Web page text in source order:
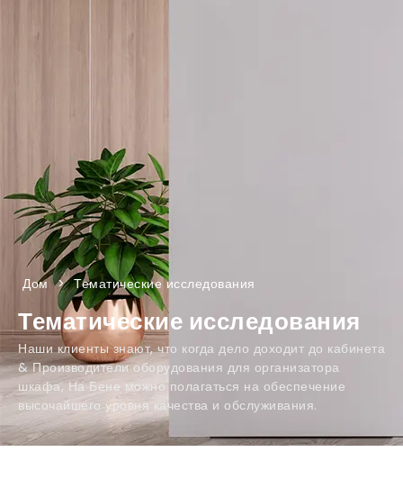
Дом > Тематические исследования
Тематические исследования
Наши клиенты знают, что когда дело доходит до кабинета
& Производители оборудования для организатора
шкафа, На Бене можно полагаться на обеспечение
высочайшего уровня качества и обслуживания.